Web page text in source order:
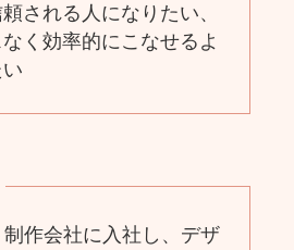
される人になりたい、
く効率的にこなせるよ
作会社に入社し、デザ